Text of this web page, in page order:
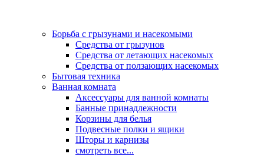
Борьба с грызунами и насекомыми
Средства от грызунов
Средства от летающих насекомых
Средства от ползающих насекомых
Бытовая техника
Ванная комната
Аксессуары для ванной комнаты
Банные принадлежности
Корзины для белья
Подвесные полки и ящики
Шторы и карнизы
смотреть все...